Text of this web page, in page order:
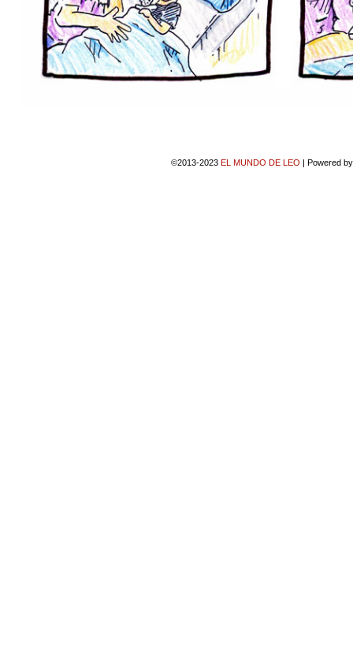
©2013-2023 EL MUNDO DE LEO | Powered